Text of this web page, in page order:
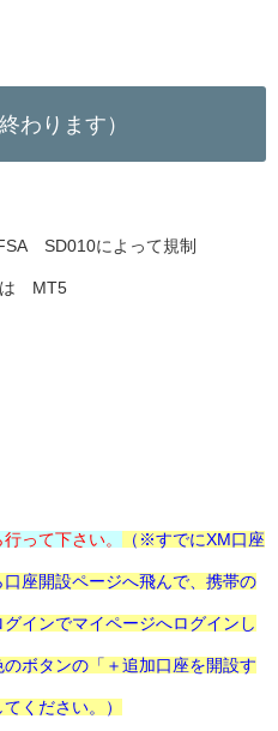
わります）
SD010によって規制
は MT5
って下さい。 （※すでにXM口座
座開設ページへ飛んで、携帯の
インでマイページへログインし
ボタンの「＋追加口座を開設す
ください。）